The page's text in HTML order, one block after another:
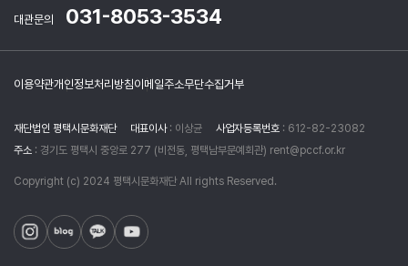
대관문의 031-8053-3534
이용약관개인정보처리방침이메일주소무단수집거부
재단법인 평택시문화재단 대표이사 : 이상균 사업자등록번호 : 612-82-23082
주소 : 경기도 평택시 중앙로 277 (비전동, 평택남부문예회관) rent@pccf.or.kr
Copyright (c) 2024 평택시문화재단 All rights Reserved.